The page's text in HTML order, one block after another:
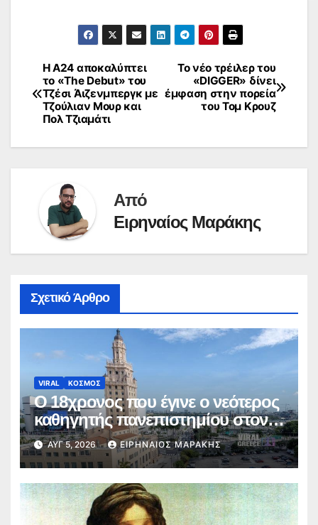
Πλοήγηση
άρθρων
Το νέο τρέιλερ του
«DIGGER» δίνει
έμφαση στην πορεία
του Τομ Κρουζ
Η A24 αποκαλύπτει
το «The Debut» του
Τζέσι Άιζενμπεργκ με
Τζούλιαν Μουρ και
Πολ Τζιαμάτι
Από
Ειρηναίος Μαράκης
Σχετικό Άρθρο
VIRAL ΚΟΣΜΟΣ
Ο 18χρονος που έγινε ο νεότερος
καθηγητής πανεπιστημίου στον
κόσμο
ΑΥΓ 5, 2026 ΕΙΡΗΝΑΊΟΣ ΜΑΡΆΚΗΣ